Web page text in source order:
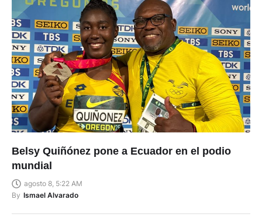
Belsy Quiñónez pone a Ecuador en el podio
mundial
agosto 8, 5:22 AM
By Ismael Alvarado